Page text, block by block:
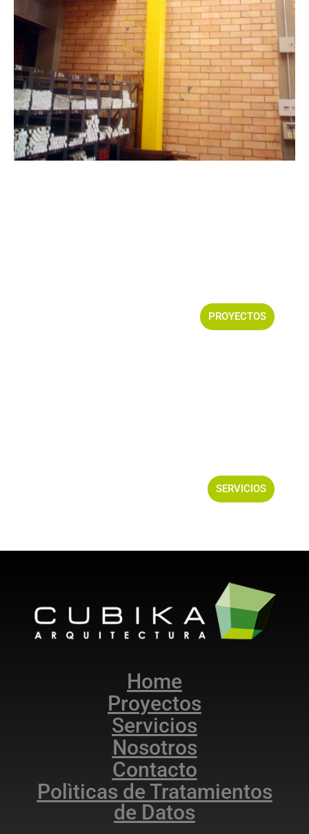
PROYECTOS
SERVICIOS
Home
Proyectos
Servicios
Nosotros
Contacto
Polìticas de Tratamientos
de Datos